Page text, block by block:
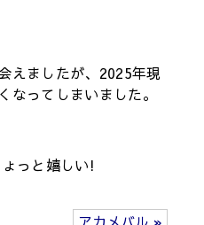
えましたが、2025年現
なってしまいました。
っと嬉しい!